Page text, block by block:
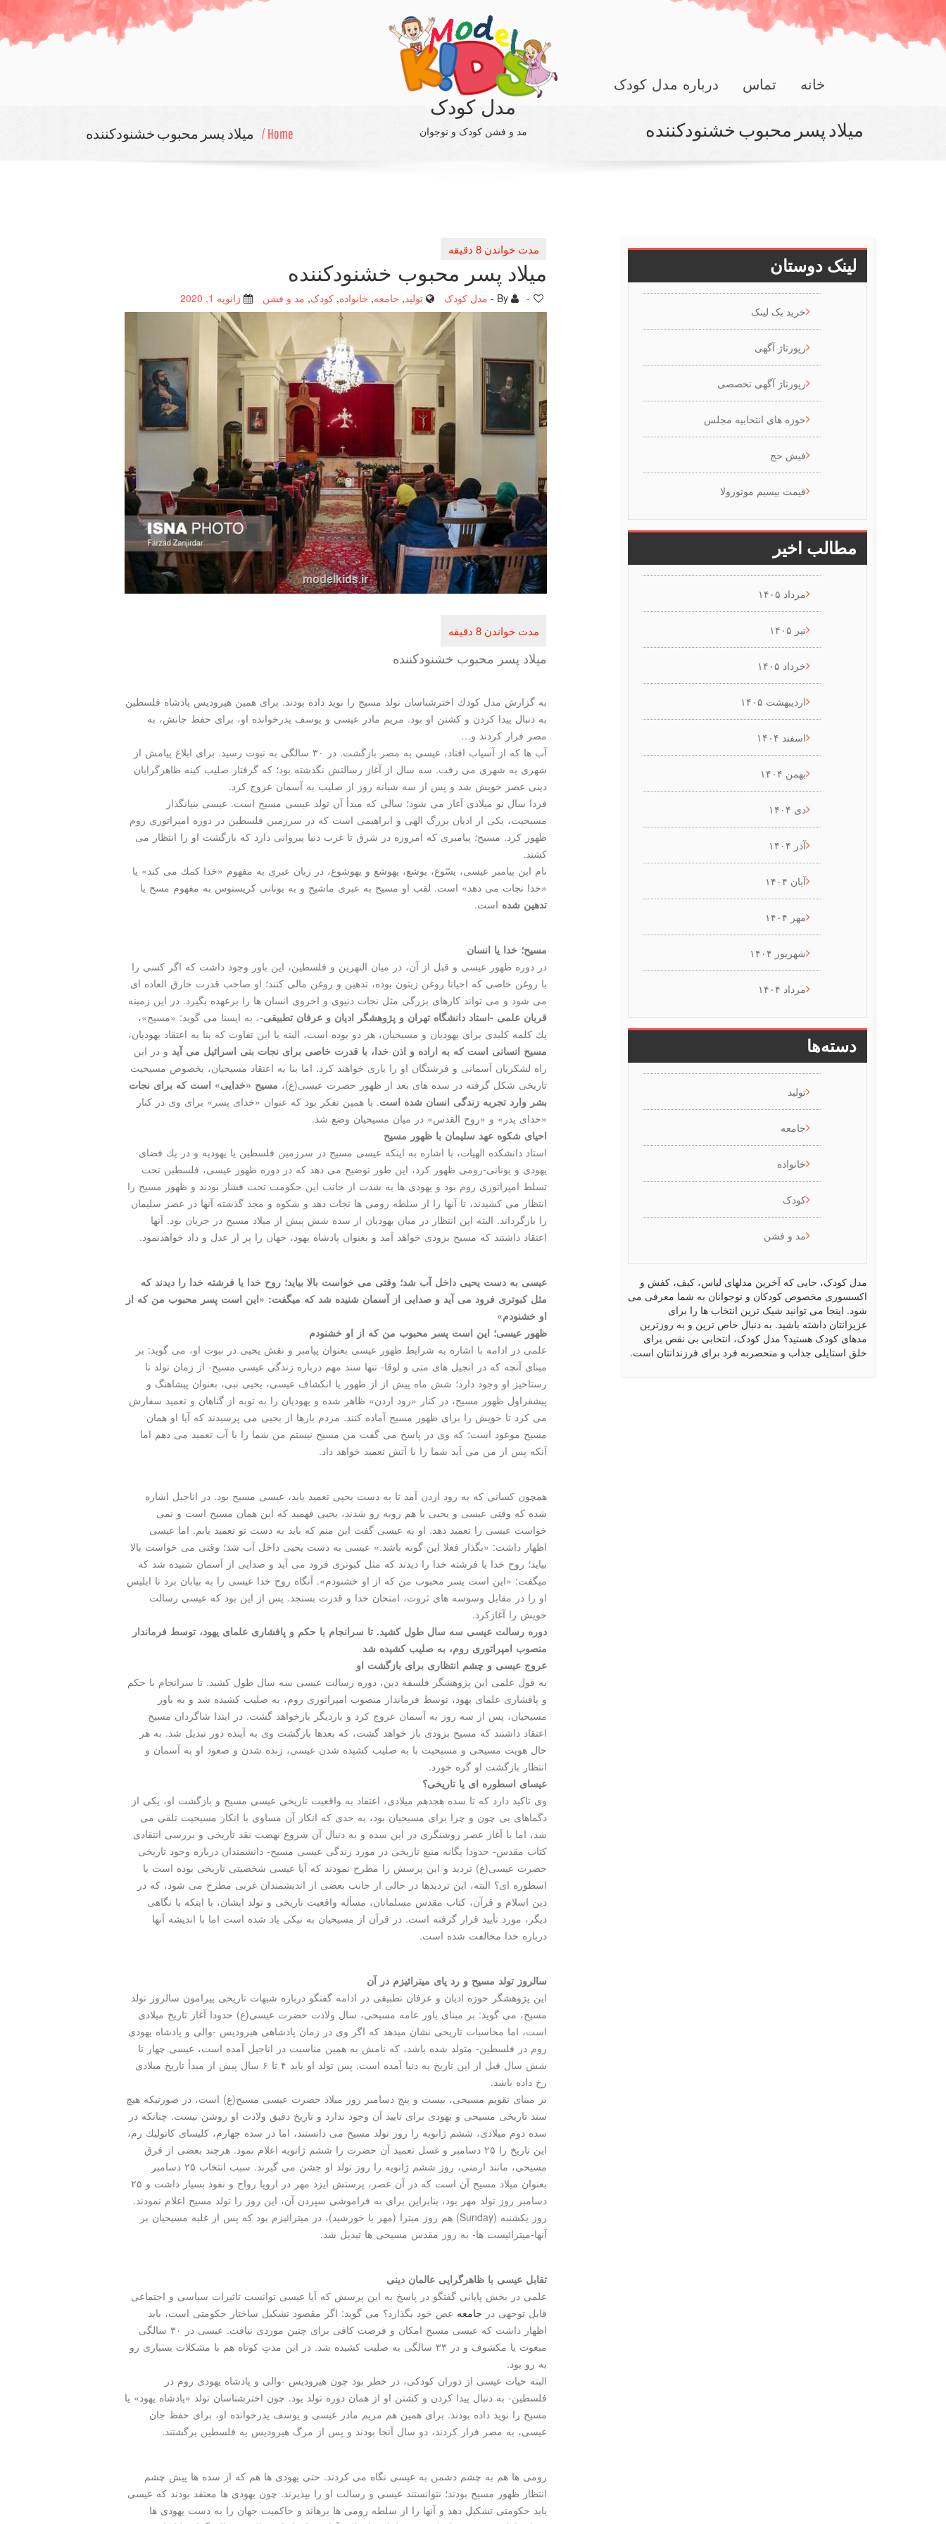
مدل کودک
مد و فشن کودک و نوجوان
خانه تماس درباره مدل کودک
Home / میلاد پسر محبوب خشنودكننده میلاد پسر محبوب خشنودكننده
میلاد پسر محبوب خشنودكننده
مدل کودک تولید, جامعه, خانواده, کودک, مد و فشن ژانویه 1, 2020 -
میلاد پسر محبوب خشنودكننده
به گزارش مدل كودك اخترشناسان تولد مسیح را نوید داده بودند. برای همین هیرودیس پادشاه فلسطین
به دنبال پیدا كردن و كشتن او بود. مریم مادر عیسی و یوسف پدرخوانده او، برای حفظ جانش، به
مصر فرار كردند و…
آب ها كه از آسیاب افتاد، عیسی به مصر بازگشت. در ۳۰ سالگی به نبوت رسید. برای ابلاغ پیامش از
شهری به شهری می رفت. سه سال از آغاز رسالتش نگذشته بود؛ كه گرفتار صلیب كینه ظاهرگرایان
دینی عصر خویش شد و پس از سه شبانه روز از صلیب به آسمان عروج كرد.
فردا سال نو میلادی آغاز می شود؛ سالی كه مبدأ آن تولد عیسی مسیح است. عیسی بنیانگذار
مسیحیت، یكی از ادیان بزرگ الهی و ابراهیمی است كه در سرزمین فلسطین در دوره امپراتوری روم
ظهور كرد. مسیح؛ پیامبری كه امروزه در شرق تا غرب دنیا پیروانی دارد كه بازگشت او را انتظار می
كشند.
نام این پیامبر عیسی، یسّوع، یوشع، یهوشع و یهوشوع، در زبان عبری به مفهوم «خدا كمك می كند» یا
«خدا نجات می دهد» است. لقب او مسیح به عبری ماشیح و به یونانی كریستوس به مفهوم مسح یا
تدهین شده است.
مسیح؛ خدا یا انسان
در دوره ظهور عیسی و قبل از آن، در میان النهرین و فلسطین، این باور وجود داشت كه اگر كسی را
با روغن خاصی كه احیانا روغن زیتون بوده، تدهین و روغن مالی كنند؛ او صاحب قدرت خارق العاده ای
می شود و می تواند كارهای بزرگی مثل نجات دنیوی و اخروی انسان ها را برعهده بگیرد. در این زمینه
قربان علمی -استاد دانشگاه تهران و پژوهشگر ادیان و عرفان تطبیقی-، به ایسنا می گوید: «مسیح»،
یك كلمه كلیدی برای یهودیان و مسیحیان، هر دو بوده است، البته با این تفاوت كه بنا به اعتقاد یهودیان،
مسیح انسانی است كه به اراده و اذن خدا، با قدرت خاصی برای نجات بنی اسرائیل می آید و در این
راه لشكریان آسمانی و فرشتگان او را یاری خواهند كرد. اما بنا به اعتقاد مسیحیان، بخصوص مسیحیت
تاریخی شكل گرفته در سده های بعد از ظهور حضرت عیسی(ع)، مسیح «خدایی» است كه برای نجات
بشر وارد تجربه زندگی انسان شده است. با همین تفكر بود كه عنوان «خدای پسر» برای وی در كنار
«خدای پدر» و «روح القدس» در میان مسیحیان وضع شد.
احیای شكوه عهد سلیمان با ظهور مسیح
استاد دانشكده الهیات، با اشاره به اینكه عیسی مسیح در سرزمین فلسطین یا یهودیه و در یك فضای
یهودی و یونانی-رومی ظهور كرد، این طور توضیح می دهد كه در دوره ظهور عیسی، فلسطین تحت
تسلط امپراتوری روم بود و یهودی ها به شدت از جانب این حكومت تحت فشار بودند و ظهور مسیح را
انتظار می كشیدند، تا آنها را از سلطه رومی ها نجات دهد و شكوه و مجد گذشته آنها در عصر سلیمان
را بازگرداند. البته این انتظار در میان یهودیان از سده شش پیش از میلاد مسیح در جریان بود. آنها
اعتقاد داشتند كه مسیح بزودی خواهد آمد و بعنوان پادشاه یهود، جهان را پر از عدل و داد خواهدنمود.
عیسی به دست یحیی داخل آب شد؛ وقتی می خواست بالا بیاید؛ روح خدا یا فرشته خدا را دیدند كه
مثل كبوتری فرود می آید و صدایی از آسمان شنیده شد كه میگفت: «این است پسر محبوب من كه از
او خشنودم»
ظهور عیسی؛ این است پسر محبوب من كه از او خشنودم
علمی در ادامه با اشاره به شرایط ظهور عیسی بعنوان پیامبر و نقش یحیی در نبوت او، می گوید: بر
مبنای آنچه كه در انجیل های متی و لوقا- تنها سند مهم درباره زندگی عیسی مسیح- از زمان تولد تا
رستاخیز او وجود دارد؛ شش ماه پیش از از ظهور یا انكشاف عیسی، یحیی نبی، بعنوان پیشاهنگ و
پیشقراول ظهور مسیح، در كنار «رود اردن» ظاهر شده و یهودیان را به توبه از گناهان و تعمید سفارش
می كرد تا خویش را برای ظهور مسیح آماده كنند. مردم بارها از یحیی می پرسیدند كه آیا او همان
مسیح موعود است؛ كه وی در پاسخ می گفت من مسیح نیستم من شما را با آب تعمید می دهم اما
آنكه پس از من می آید شما را با آتش تعمید خواهد داد.
همچون كسانی كه به رود اردن آمد تا به دست یحیی تعمید یابد، عیسی مسیح بود. در اناجیل اشاره
شده كه وقتی عیسی و یحیی با هم روبه رو شدند، یحیی فهمید كه این همان مسیح است و نمی
خواست عیسی را تعمید دهد. او به عیسی گفت این منم كه باید به دست تو تعمید یابم. اما عیسی
اظهار داشت: «بگذار فعلا این گونه باشد.» عیسی به دست یحیی داخل آب شد؛ وقتی می خواست بالا
بیاید؛ روح خدا یا فرشته خدا را دیدند كه مثل كبوتری فرود می آید و صدایی از آسمان شنیده شد كه
میگفت: «این است پسر محبوب من كه از او خشنودم». آنگاه روح خدا عیسی را به بیابان برد تا ابلیس
او را در مقابل وسوسه های ثروت، امتحان خدا و قدرت بسنجد. پس از این بود كه عیسی رسالت
خویش را آغازكرد.
دوره رسالت عیسی سه سال طول كشید. تا سرانجام با حكم و پافشاری علمای یهود، توسط فرماندار
منصوب امپراتوری روم، به صلیب كشیده شد
عروج عیسی و چشم انتظاری برای بازگشت او
به قول علمی این پژوهشگر فلسفه دین، دوره رسالت عیسی سه سال طول كشید. تا سرانجام با حكم
و پافشاری علمای یهود، توسط فرماندار منصوب امپراتوری روم، به صلیب كشیده شد و به باور
مسیحیان، پس از سه روز به آسمان عروج كرد و باردیگر بازخواهد گشت. در ابتدا شاگردان مسیح
اعتقاد داشتند كه مسیح بزودی باز خواهد گشت، كه بعدها بازگشت وی به آینده دور تبدیل شد. به هر
حال هویت مسیحی و مسیحیت با به صلیب كشیده شدن عیسی، زنده شدن و صعود او به آسمان و
انتظار بازگشت او گره خورد.
عیسای اسطوره ای یا تاریخی؟
وی تاكید دارد كه تا سده هجدهم میلادی، اعتقاد به واقعیت تاریخی عیسی مسیح و بازگشت او، یكی از
دگماهای بی چون و چرا برای مسیحیان بود، به حدی كه انكار آن مساوی با انكار مسیحیت تلقی می
شد، اما با آغاز عصر روشنگری در این سده و به دنبال آن شروع نهضت نقد تاریخی و بررسی انتقادی
كتاب مقدس- حدودا یگانه منبع تاریخی در مورد زندگی عیسی مسیح- دانشمندان درباره وجود تاریخی
حضرت عیسی(ع) تردید و این پرسش را مطرح نمودند كه آیا عیسی شخصیتی تاریخی بوده است یا
اسطوره ای؟ البته، این تردیدها در حالی از جانب بعضی از اندیشمندان غربی مطرح می شود، كه در
دین اسلام و قرآن، كتاب مقدس مسلمانان، مسأله واقعیت تاریخی و تولد ایشان، با اینكه با نگاهی
دیگر، مورد تأیید قرار گرفته است. در قرآن از مسیحیان به نیكی یاد شده است اما با اندیشه آنها
درباره خدا مخالفت شده است.
سالروز تولد مسیح و رد پای میترائیزم در آن
این پژوهشگر حوزه ادیان و عرفان تطبیقی در ادامه گفتگو درباره شبهات تاریخی پیرامون سالروز تولد
مسیح، می گوید: بر مبنای باور عامه مسیحی، سال ولادت حضرت عیسی(ع) حدودا آغاز تاریخ میلادی
است، اما محاسبات تاریخی نشان میدهد كه اگر وی در زمان پادشاهی هیرودیس -والی و پادشاه یهودی
روم در فلسطین- متولد شده باشد، كه نامش به همین مناسبت در اناجیل آمده است، عیسی چهار تا
شش سال قبل از این تاریخ به دنیا آمده است. پس تولد او باید ۴ تا ۶ سال پیش از مبدأ تاریخ میلادی
رخ داده باشد.
بر مبنای تقویم مسیحی، بیست و پنج دسامبر روز میلاد حضرت عیسی مسیح(ع) است، در صورتیكه هیچ
سند تاریخی مسیحی و یهودی برای تایید آن وجود ندارد و تاریخ دقیق ولادت او روشن نیست. چنانكه در
سده دوم میلادی، ششم ژانویه را روز تولد مسیح می دانستند، اما در سده چهارم، كلیسای كاتولیك رم،
این تاریخ را ۲۵ دسامبر و غسل تعمید آن حضرت را ششم ژانویه اعلام نمود. هرچند بعضی از فرق
مسیحی، مانند ارمنی، روز ششم ژانویه را روز تولد او جشن می گیرند. سبب انتخاب ۲۵ دسامبر
بعنوان میلاد مسیح آن است كه در آن عصر، پرستش ایزد مهر در اروپا رواج و نفوذ بسیار داشت و ۲۵
دسامبر روز تولد مهر بود، بنابراین برای به فراموشی سپردن آن، این روز را تولد مسیح اعلام نمودند.
روز یكشنبه (Sunday) هم روز میترا (مهر یا خورشید)، در میترائیزم بود كه پس از غلبه مسیحیان بر
آنها-میترائیست ها- به روز مقدس مسیحی ها تبدیل شد.
تقابل عیسی با ظاهرگرایی عالمان دینی
علمی در بخش پایانی گفتگو در پاسخ به این پرسش كه آیا عیسی توانست تاثیرات سیاسی و اجتماعی
قابل توجهی در جامعه عص خود بگذارد؟ می گوید: اگر مقصود تشكیل ساختار حكومتی است، باید
اظهار داشت كه عیسی مسیح امكان و فرصت كافی برای چنین موردی نیافت. عیسی در ۳۰ سالگی
مبعوث یا مكشوف و در ۳۳ سالگی به صلیب كشیده شد. در این مدتِ كوتاه هم با مشكلات بسیاری رو
به رو بود.
البته حیات عیسی از دوران كودكی، در خطر بود چون هیرودیس -والی و پادشاه یهودی روم در
فلسطین- به دنبال پیدا كردن و كشتن او از همان دوره تولد بود. چون اخترشناسان تولد «پادشاه یهود» یا
مسیح را نوید داده بودند. برای همین هم مریم مادر عیسی و یوسف پدرخوانده او، برای حفظ جان
عیسی، به مصر فرار كردند، دو سال آنجا بودند و پس از مرگ هیرودیس به فلسطین برگشتند.
رومی ها هم به چشم دشمن به عیسی نگاه می كردند. حتی یهودی ها هم كه از سده ها پیش چشم
انتظار ظهور مسیح بودند؛ نتوانستند عیسی و رسالت او را بپذیرند. چون یهودی ها معتقد بودند كه عیسی
باید حكومتی تشكیل دهد و آنها را از سلطه رومی ها برهاند و حاكمیت جهان را به دست یهودی ها
لینک دوستان
خرید بک لینک
رپورتاژ آگهی
رپورتاژ آگهی تخصصی
حوزه های انتخابیه مجلس
فیش حج
قیمت بیسیم موتورولا
مطالب اخیر
مرداد ۱۴۰۵
تیر ۱۴۰۵
خرداد ۱۴۰۵
اردیبهشت ۱۴۰۵
اسفند ۱۴۰۴
بهمن ۱۴۰۴
دی ۱۴۰۴
آذر ۱۴۰۴
آبان ۱۴۰۴
مهر ۱۴۰۴
شهریور ۱۴۰۴
مرداد ۱۴۰۴
دسته‌ها
تولید
جامعه
خانواده
کودک
مد و فشن
مدل کودک، جایی که آخرین مدلهای لباس، کیف، کفش و
اکسسوری مخصوص کودکان و نوجوانان به شما معرفی می
شود. اینجا می توانید شیک ترین انتخاب ها را برای
عزیزانتان داشته باشید. به دنبال خاص ترین و به روزترین
مدهای کودک هستید؟ مدل کودک، انتخابی بی نقص برای
خلق استایلی جذاب و منحصربه فرد برای فرزندانتان است.